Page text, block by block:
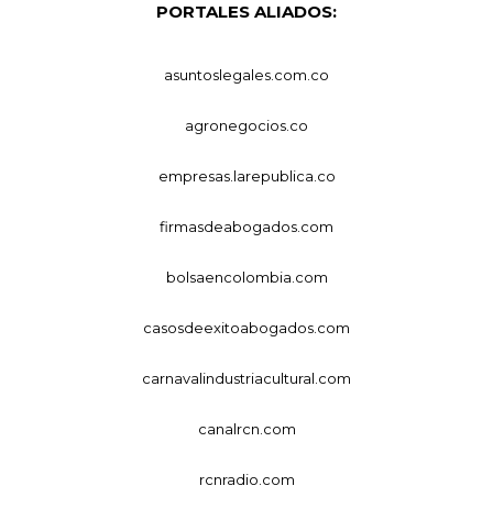
PORTALES ALIADOS:
asuntoslegales.com.co
agronegocios.co
empresas.larepublica.co
firmasdeabogados.com
bolsaencolombia.com
casosdeexitoabogados.com
carnavalindustriacultural.com
canalrcn.com
rcnradio.com